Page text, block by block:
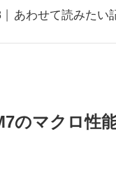
あわせて読みたい
のマクロ性